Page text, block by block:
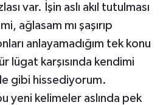
var. İşin aslı akıl tutulması
ağlasam mı şaşırıp
anlayamadığım tek konu
lügat karşısında kendimi
gibi hissediyorum.
yeni kelimeler aslında pek